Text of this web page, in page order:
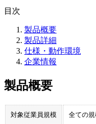
目次
製品概要
製品詳細
仕様・動作環境
企業情報
製品概要
対象従業員規模 全ての